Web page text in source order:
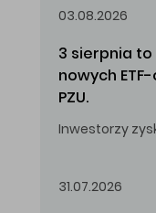
03.08.2026
3 sierpnia
nowych
PZU.
31.07.2026